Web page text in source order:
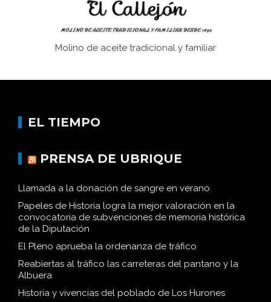
Molino de aceite tradicional y familiar
EL TIEMPO
PRENSA DE UBRIQUE
Llamada a la donación de sangre en verano
Papeles de Historia logra la mejor valoración en la
convocatoria de subvenciones de memoria histórica
de la Diputación
El Pleno aprueba la ordenanza de tráfico
Reabiertas al tráfico las carreteras del pantano y la
Albuera
Historia y vivencias del poblado de Los Hurones